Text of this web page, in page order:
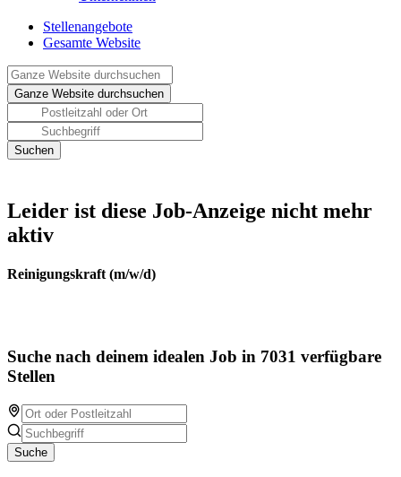
Stellenangebote
Gesamte Website
Leider ist diese Job-Anzeige nicht mehr
aktiv
Reinigungskraft (m/w/d)
Suche nach deinem idealen Job in 7031 verfügbare
Stellen
Suche